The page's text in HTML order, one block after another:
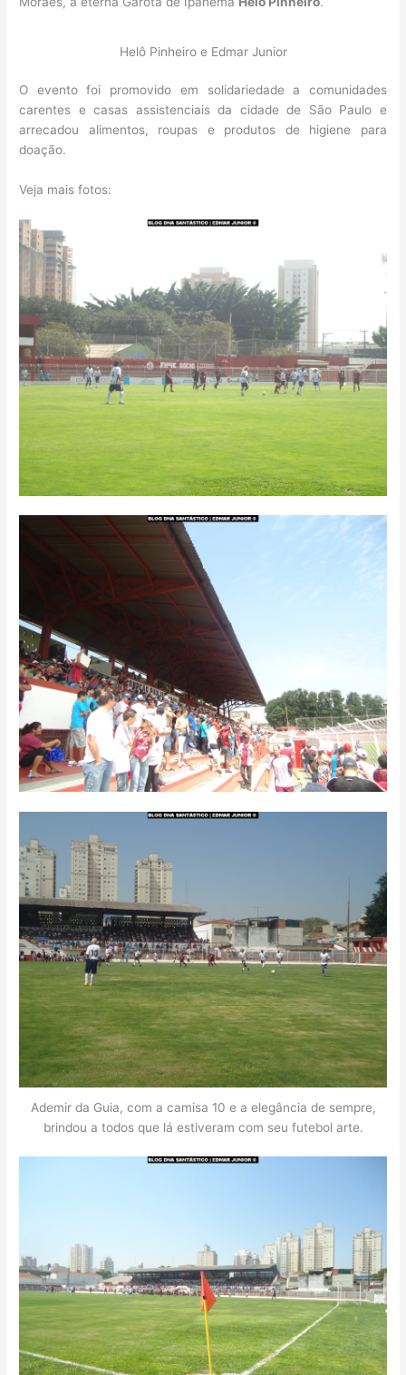
Helô Pinheiro e Edmar Junior
O evento foi promovido em solidariedade a comunidades
carentes e casas assistenciais da cidade de São Paulo e
arrecadou alimentos, roupas e produtos de higiene para
doação.
Veja mais fotos:
Ademir da Guia, com a camisa 10 e a elegância de sempre,
brindou a todos que lá estiveram com seu futebol arte.